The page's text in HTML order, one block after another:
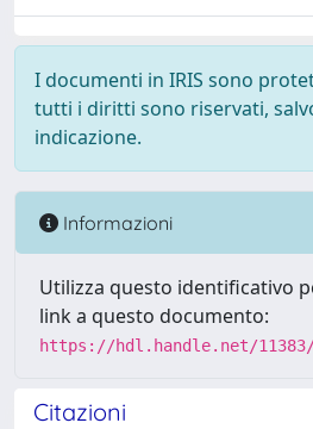
I documenti in IRIS sono
tutti i diritti sono riservati,
indicazione.
Informazioni
Utilizza questo identificativo
link a questo documento:
https://hdl.handle.net/11383/
Citazioni